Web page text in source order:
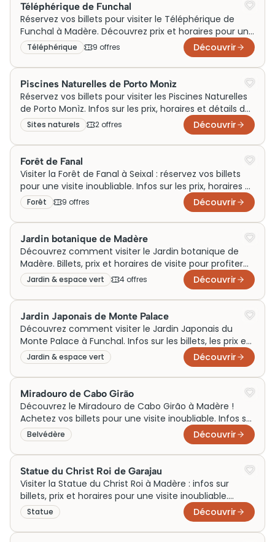
Téléphérique de Funchal
Réservez vos billets pour visiter le Téléphérique de
Funchal à Madère. Découvrez prix et horaires pour une
visite inoubliable!
Téléphérique 9 offres Découvrir
Piscines Naturelles de Porto Monìz
Réservez vos billets pour visiter les Piscines Naturelles
de Porto Monìz. Infos sur les prix, horaires et détails de
la visite. Préparez votre excursion !
Sites naturels 2 offres Découvrir
Forêt de Fanal
Visiter la Forêt de Fanal à Seixal : réservez vos billets
pour une visite inoubliable. Infos sur les prix, horaires et
plus. Plongez dans la nature!
Forêt 9 offres Découvrir
Jardin botanique de Madère
Découvrez comment visiter le Jardin botanique de
Madère. Billets, prix et horaires de visite pour profiter
pleinement de cette merveille naturelle.
Jardin & espace vert 4 offres Découvrir
Jardin Japonais de Monte Palace
Découvrez comment visiter le Jardin Japonais du
Monte Palace à Funchal. Infos sur les billets, les prix et
les horaires pour une visite inoubliable !
Jardin & espace vert Découvrir
Miradouro de Cabo Girão
Découvrez le Miradouro de Cabo Girão à Madère !
Achetez vos billets pour une visite inoubliable. Infos sur
prix et horaires inclus.
Belvédère Découvrir
Statue du Christ Roi de Garajau
Visiter la Statue du Christ Roi à Madère : infos sur
billets, prix et horaires pour une visite inoubliable.
Réservez dès maintenant !
Statue Découvrir